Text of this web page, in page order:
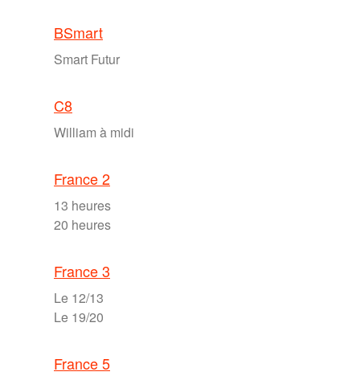
BSmart
Smart Futur
C8
William à midi
France 2
13 heures
20 heures
France 3
Le 12/13
Le 19/20
France 5